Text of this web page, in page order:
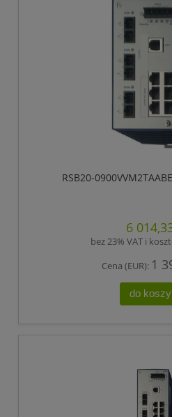
RSB20-
6
bez 23% VAT i
Cena (EUR): 1
do